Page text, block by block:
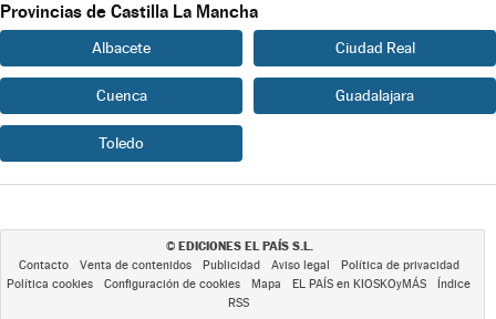
Provincias de Castilla La Mancha
Albacete Ciudad Real
Cuenca Guadalajara
Toledo
© EDICIONES EL PAÍS S.L.
Contacto Venta de contenidos Publicidad Aviso legal
Política de privacidad
Política cookies
Configuración de cookies Mapa EL PAÍS en KIOSKOyMÁS
Índice
RSS